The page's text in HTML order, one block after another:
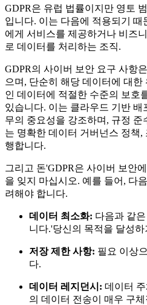
GDPR은 유럽 법률이지만 영토
입니다. 이는 다음에 적용되기 때
에게 서비스를 제공하거나 비즈
로 데이터를 처리하는 조직.
GDPR의 사이버 보안 요구 사항
으며, 단순히 해당 데이터에 대한
인 데이터에 적절한 수준의 보호
있습니다. 이는 클라우드 기반 배
무의 중요성을 강조하며, 규정 준
는 명확한 데이터 거버넌스 정책,
행합니다.
그리고 돈'GDPR은 사이버 보안
을 잊지 마십시오. 예를 들어, 다
려해야 합니다.
데이터 최소화: 다음과 같
니다.'당신의 목적을 달성
저장 제한 사항: 필요 이상
다.
데이터 레지던시: 데이터
의 데이터 전송이 매우 구